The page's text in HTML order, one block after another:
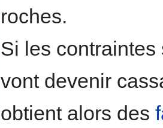
roches.
Si les
vont devenir
obtient alors des